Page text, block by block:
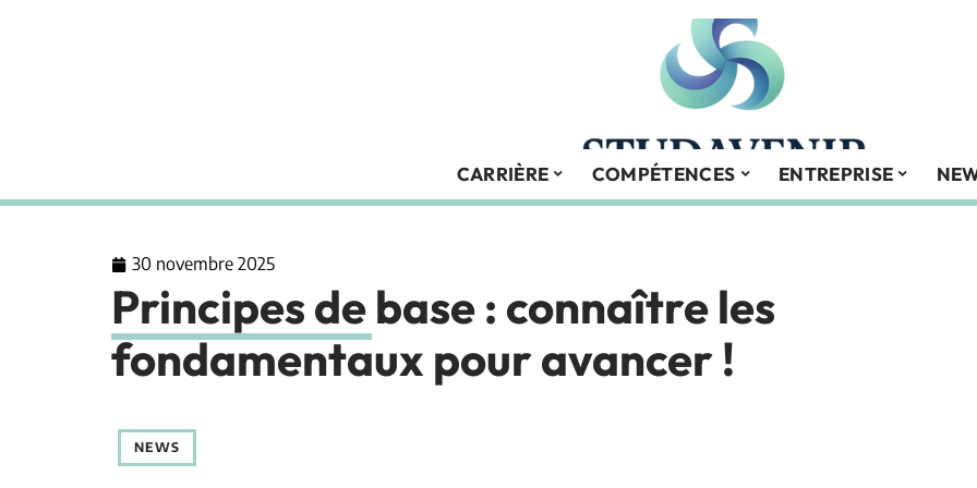
CARRIÈRE COMPÉTENCES ENTREPRISE
30 novembre 2025
Principes de base : connaître les
fondamentaux pour avancer !
NEWS